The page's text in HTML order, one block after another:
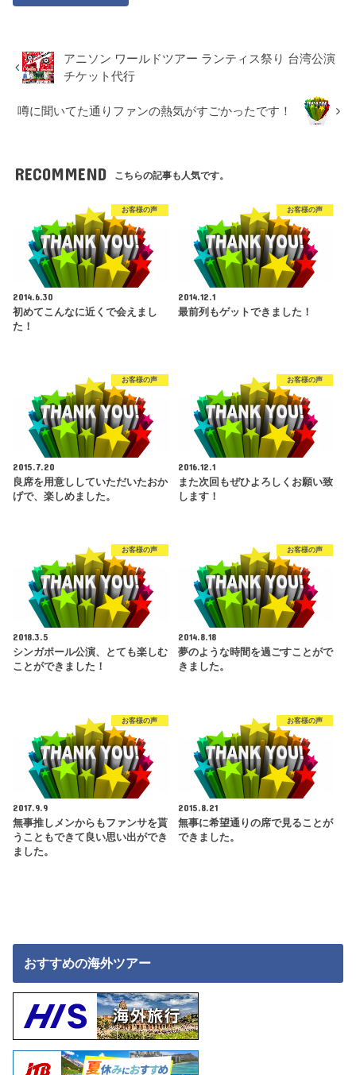
アニソン ワールドツアー ランティス祭り 台湾公演
チケット代行
噂に聞いてた通りファンの熱気がすごかったです！
RECOMMEND こちらの記事も人気です。
お客様の声
2014.6.30
初めてこんなに近くで会えまし
た！
お客様の声
2014.12.1
最前列もゲットできました！
お客様の声
2015.7.20
良席を用意ししていただいたおか
げで、楽しめました。
お客様の声
2016.12.1
また次回もぜひよろしくお願い致
します！
お客様の声
2018.3.5
シンガポール公演、とても楽しむ
ことができました！
お客様の声
2014.8.18
夢のような時間を過ごすことがで
きました。
お客様の声
2017.9.9
無事推しメンからもファンサを貰
うこともできて良い思い出ができ
ました。
お客様の声
2015.8.21
無事に希望通りの席で見ることが
できました。
おすすめの海外ツアー